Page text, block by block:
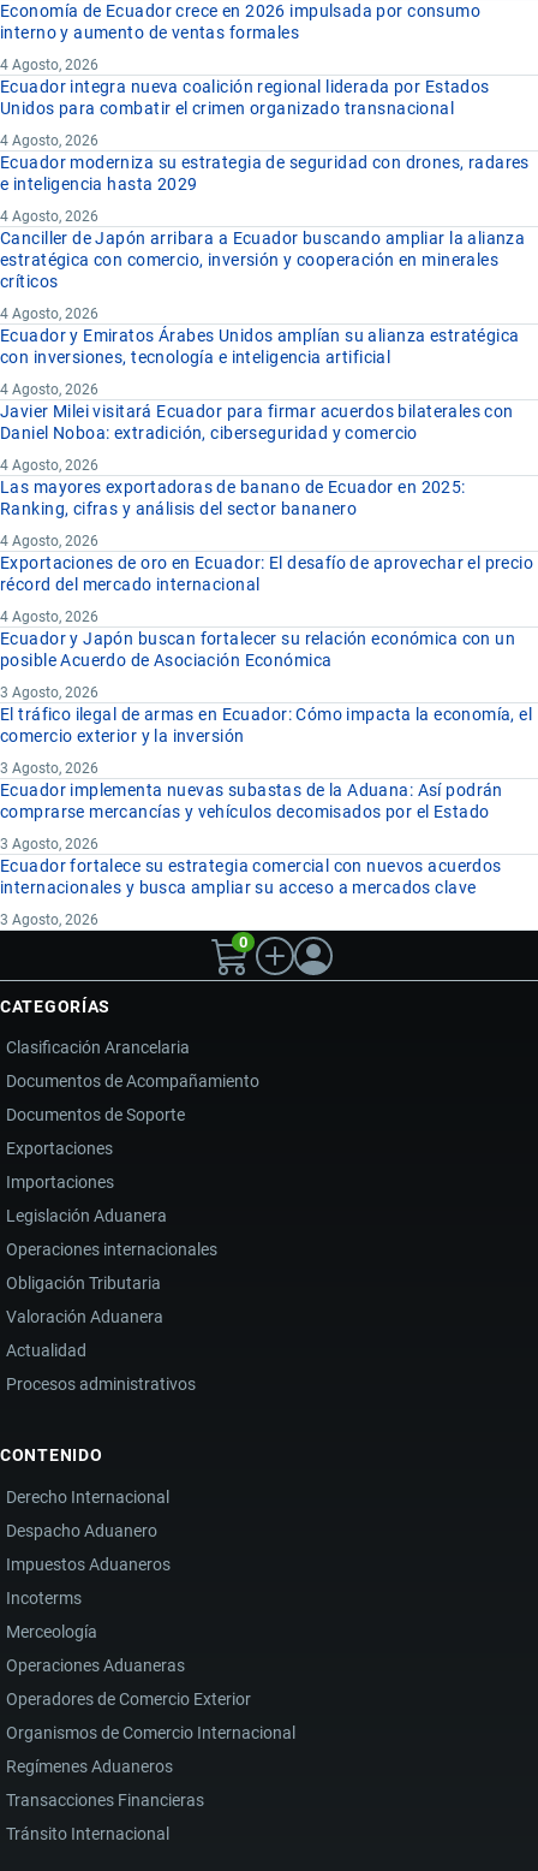
Economía de Ecuador crece en 2026 impulsada por consumo
interno y aumento de ventas formales
4 Agosto, 2026
Ecuador integra nueva coalición regional liderada por Estados
Unidos para combatir el crimen organizado transnacional
4 Agosto, 2026
Ecuador moderniza su estrategia de seguridad con drones, radares
e inteligencia hasta 2029
4 Agosto, 2026
Canciller de Japón arribara a Ecuador buscando ampliar la alianza
estratégica con comercio, inversión y cooperación en minerales
críticos
4 Agosto, 2026
Ecuador y Emiratos Árabes Unidos amplían su alianza estratégica
con inversiones, tecnología e inteligencia artificial
4 Agosto, 2026
Javier Milei visitará Ecuador para firmar acuerdos bilaterales con
Daniel Noboa: extradición, ciberseguridad y comercio
4 Agosto, 2026
Las mayores exportadoras de banano de Ecuador en 2025:
Ranking, cifras y análisis del sector bananero
4 Agosto, 2026
Exportaciones de oro en Ecuador: El desafío de aprovechar el precio
récord del mercado internacional
4 Agosto, 2026
Ecuador y Japón buscan fortalecer su relación económica con un
posible Acuerdo de Asociación Económica
3 Agosto, 2026
El tráfico ilegal de armas en Ecuador: Cómo impacta la economía, el
comercio exterior y la inversión
3 Agosto, 2026
Ecuador implementa nuevas subastas de la Aduana: Así podrán
comprarse mercancías y vehículos decomisados por el Estado
3 Agosto, 2026
Ecuador fortalece su estrategia comercial con nuevos acuerdos
internacionales y busca ampliar su acceso a mercados clave
3 Agosto, 2026
0
CATEGORÍAS
Clasificación Arancelaria
Documentos de Acompañamiento
Documentos de Soporte
Exportaciones
Importaciones
Legislación Aduanera
Operaciones internacionales
Obligación Tributaria
Valoración Aduanera
Actualidad
Procesos administrativos
CONTENIDO
Derecho Internacional
Despacho Aduanero
Impuestos Aduaneros
Incoterms
Merceología
Operaciones Aduaneras
Operadores de Comercio Exterior
Organismos de Comercio Internacional
Regímenes Aduaneros
Transacciones Financieras
Tránsito Internacional